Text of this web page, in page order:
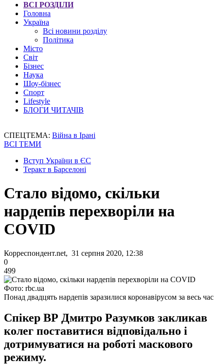
ВСІ РОЗДІЛИ
Головна
Україна
Всі новини розділу
Політика
Місто
Світ
Бізнес
Наука
Шоу-бізнес
Спорт
Lifestyle
БЛОГИ ЧИТАЧІВ
СПЕЦТЕМА: Війна в Ірані
ВСІ ТЕМИ
Вступ України в ЄС
Теракт в Барселоні
Стало відомо, скільки
нардепів перехворіли на
COVID
Корреспондент.net, 31 серпня 2020, 12:38
0
499
Фото: rbc.ua
Понад двадцять нардепів заразилися коронавірусом за весь час
Спікер ВР Дмитро Разумков закликав
колег поставитися відповідально і
дотримуватися на роботі маскового
режиму.